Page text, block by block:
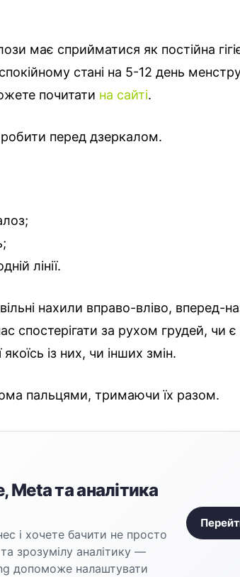
має сприйматися як постійна
стані на 5-12 день
почитати на сайті.
перед дзеркалом.
лінії.
нахили вправо-вліво, вперед-
спостерігати за рухом грудей, чи
із них, чи інших змін.
пальцями, тримаючи їх разом.
Meta та аналітика
і хочете бачити не просто
зрозумілу аналітику —
допоможе налаштувати